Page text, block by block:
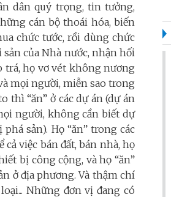
dân quý trọng, tin tưởng,
cán bộ thoái hóa, biến
chức tước, rồi dùng chức
của Nhà nước, nhận hối
trá, họ vơ vét không nương
mọi người, miễn sao trong
thì “ăn” ở các dự án (dự án
người, không cần biết dự
sản). Họ “ăn” trong các
việc bán đất, bán nhà, họ
bị công cộng, và họ “ăn”
ở địa phương. Và thậm chí
Những đơn vị đang có